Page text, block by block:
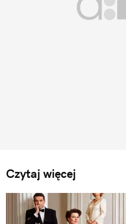
Czytaj więcej